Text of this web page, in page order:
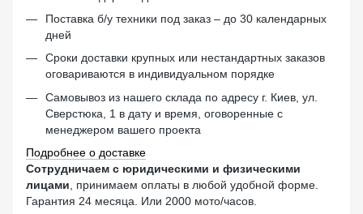
Поставка б/у техники под заказ – до 30 календарных
дней
Сроки доставки крупных или нестандартных заказов
оговариваются в индивидуальном порядке
Самовывоз из нашего склада по адресу г. Киев, ул.
Сверстюка, 1 в дату и время, оговоренные с
менеджером вашего проекта
Подробнее о доставке
Сотрудничаем с юридическими и физическими
лицами , принимаем оплаты в любой удобной форме.
Гарантия 24 месяца. Или 2000 мото/часов.